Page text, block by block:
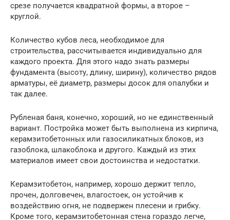
срезе получается квадратной формы, а второе –
круглой.
Количество кубов леса, необходимое для
строительства, рассчитывается индивидуально для
каждого проекта. Для этого надо знать размеры
фундамента (высоту, длину, ширину), количество рядов
арматуры, её диаметр, размеры досок для опалубки и
так далее.
Рубленая баня, конечно, хороший, но не единственный
вариант. Постройка может быть выполнена из кирпича,
керамзитобетонных или газосиликатных блоков, из
газоблока, шлакоблока и другого. Каждый из этих
материалов имеет свои достоинства и недостатки.
Керамзитобетон, например, хорошо держит тепло,
прочен, долговечен, влагостоек, он устойчив к
воздействию огня, не подвержен плесени и грибку.
Кроме того, керамзитобетонная стена гораздо легче,